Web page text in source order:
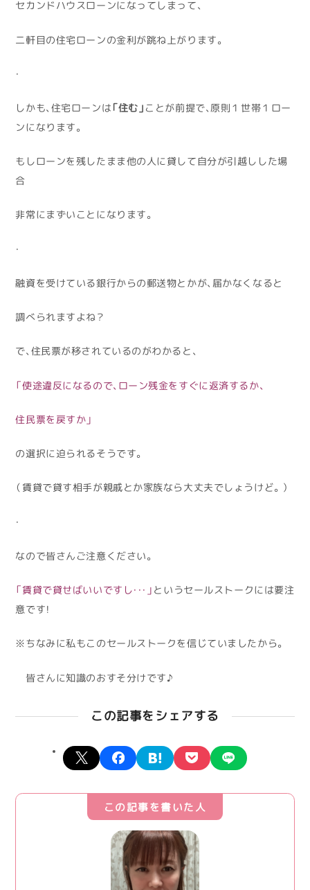
セカンドハウスローンになってしまって、
二軒目の住宅ローンの金利が跳ね上がります。
・
しかも、住宅ローンは 「住む」 ことが前提で、原則１世帯１ロー
ンになります。
もしローンを残したまま他の人に貸して自分が引越しした場
合
非常にまずいことになります。
・
融資を受けている銀行からの郵送物とかが、届かなくなると
調べられますよね？
で、住民票が移されているのがわかると、
「使途違反になるので、ローン残金をすぐに返済するか、
住民票を戻すか」
の選択に迫られるそうです。
（賃貸で貸す相手が親戚とか家族なら大丈夫でしょうけど。）
・
なので皆さんご注意ください。
「賃貸で貸せばいいですし・・・」 というセールストークには要注
意です！
※ちなみに私もこのセールストークを信じていましたから。
皆さんに知識のおすそ分けです♪
この記事をシェアする
X facebookhatena pocket
この記事を書いた人